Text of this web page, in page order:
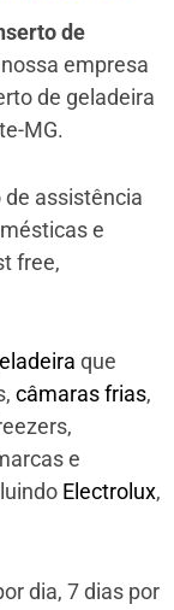
de
empresa
de geladeira
MG.
assistência
e
free,
que
câmaras frias,
e
Electrolux,
dia, 7 dias por